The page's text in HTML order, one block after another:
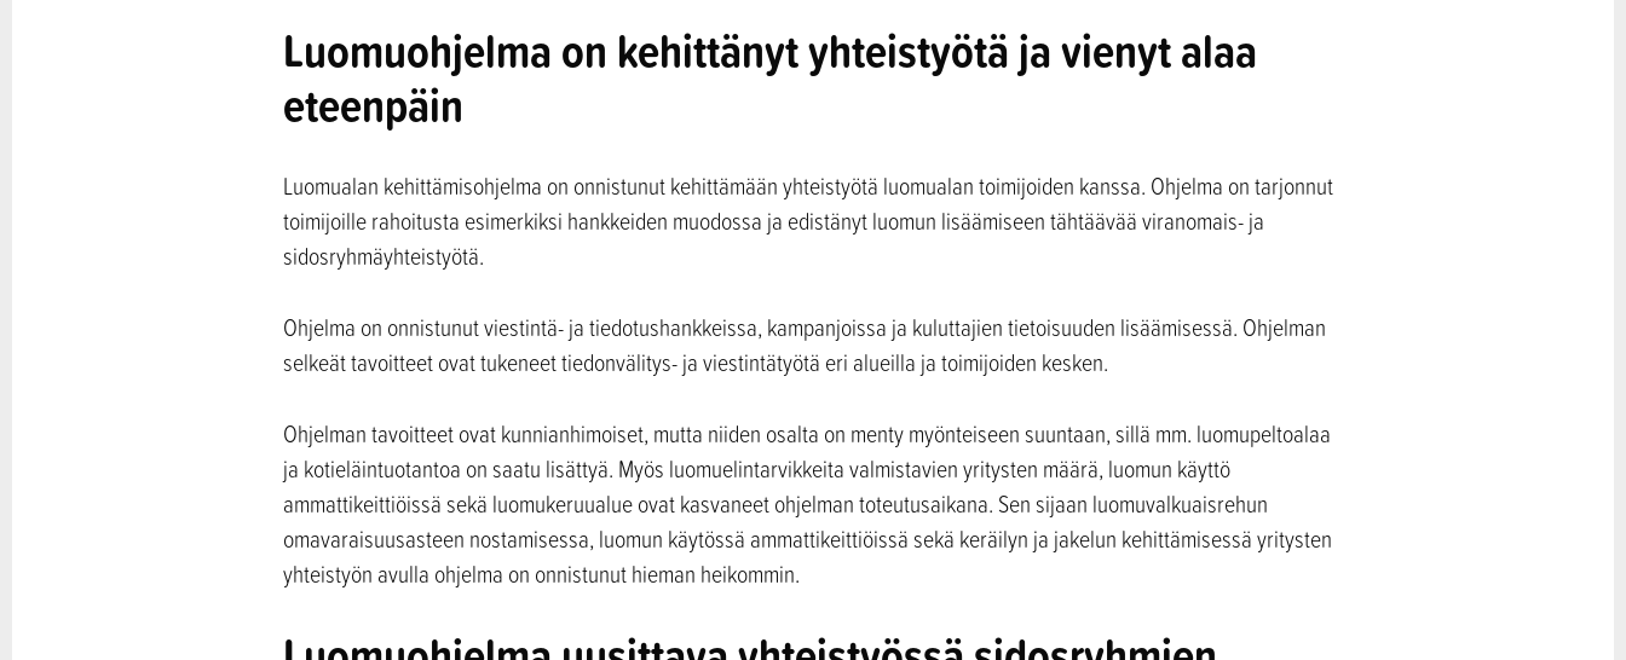
Luomuohjelma on kehittänyt yhteistyötä ja vienyt alaa
eteenpäin
Luomualan kehittämisohjelma on onnistunut kehittämään yhteistyötä luomualan toimijoiden kanssa. Ohjelma on tarjonnut
toimijoille rahoitusta esimerkiksi hankkeiden muodossa ja edistänyt luomun lisäämiseen tähtäävää viranomais- ja
sidosryhmäyhteistyötä.
Ohjelma on onnistunut viestintä- ja tiedotushankkeissa, kampanjoissa ja kuluttajien tietoisuuden lisäämisessä. Ohjelman
selkeät tavoitteet ovat tukeneet tiedonvälitys- ja viestintätyötä eri alueilla ja toimijoiden kesken.
Ohjelman tavoitteet ovat kunnianhimoiset, mutta niiden osalta on menty myönteiseen suuntaan, sillä mm. luomupeltoalaa
ja kotieläintuotantoa on saatu lisättyä. Myös luomuelintarvikkeita valmistavien yritysten määrä, luomun käyttö
ammattikeittiöissä sekä luomukeruualue ovat kasvaneet ohjelman toteutusaikana. Sen sijaan luomuvalkuaisrehun
omavaraisuusasteen nostamisessa, luomun käytössä ammattikeittiöissä sekä keräilyn ja jakelun kehittämisessä yritysten
yhteistyön avulla ohjelma on onnistunut hieman heikommin.